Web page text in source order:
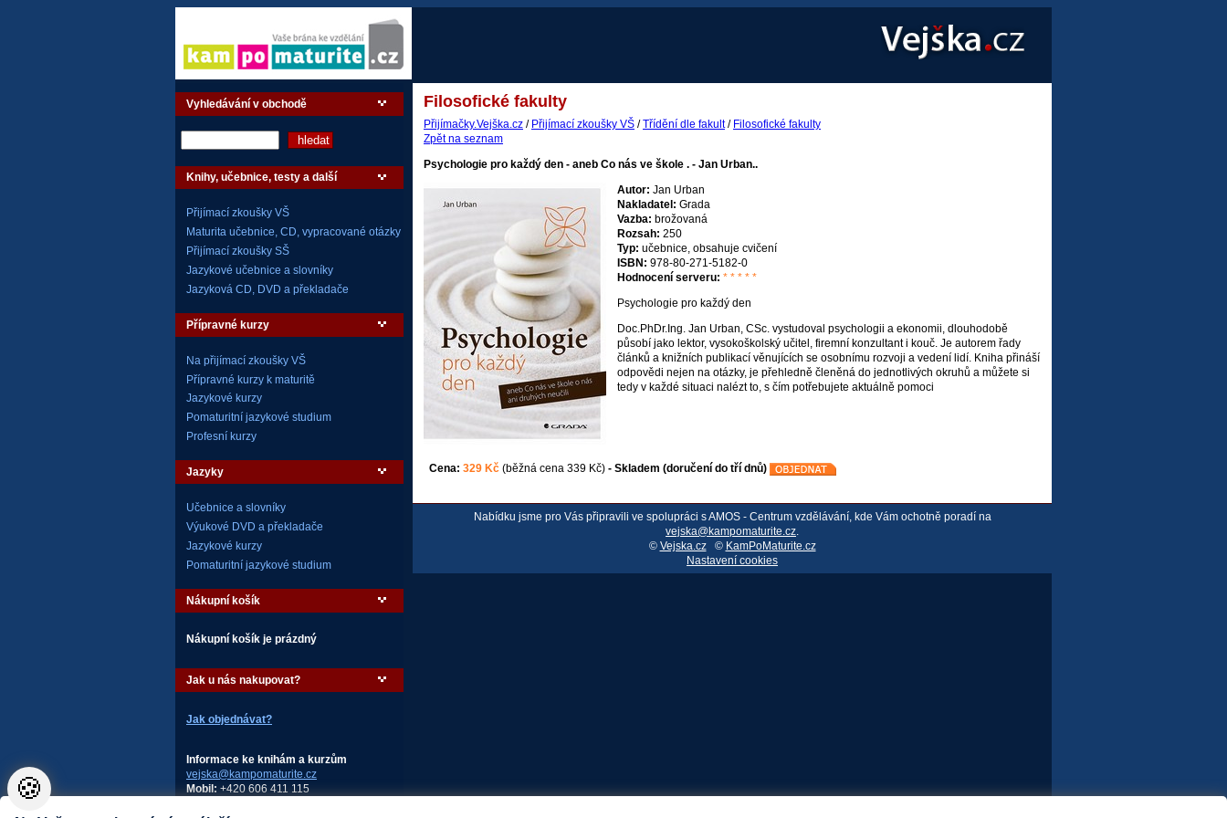
Vyhledávání v obchodě
Knihy, učebnice, testy a další
Přijímací zkoušky VŠ
Maturita učebnice, CD, vypracované otázky
Přijímací zkoušky SŠ
Jazykové učebnice a slovníky
Jazyková CD, DVD a překladače
Přípravné kurzy
Na přijímací zkoušky VŠ
Přípravné kurzy k maturitě
Jazykové kurzy
Pomaturitní jazykové studium
Profesní kurzy
Jazyky
Učebnice a slovníky
Výukové DVD a překladače
Jazykové kurzy
Pomaturitní jazykové studium
Nákupní košík
Nákupní košík je prázdný
Jak u nás nakupovat?
Jak objednávat?
Informace ke knihám a kurzům
vejska@kampomaturite.cz
Mobil: +420 606 411 115
Filosofické fakulty
Přijímačky.Vejška.cz / Přijímací zkoušky VŠ /Třídění dle fakult/ Filosofické fakulty
Zpět na seznam
Psychologie pro každý den - aneb Co nás ve škole . - Jan Urban..
Autor: Jan Urban
Nakladatel: Grada
Vazba: brožovaná
Rozsah: 250
Typ: učebnice, obsahuje cvičení
ISBN: 978-80-271-5182-0
Hodnocení serveru: * * * * *
Psychologie pro každý den
Doc.PhDr.Ing. Jan Urban, CSc. vystudoval psychologii a ekonomii, dlouhodobě
působí jako lektor, vysokoškolský učitel, firemní konzultant i kouč. Je autorem řady
článků a knižních publikací věnujících se osobnímu rozvoji a vedení lidí. Kniha přináší
odpovědi nejen na otázky, je přehledně členěná do jednotlivých okruhů a můžete si
tedy v každé situaci nalézt to, s čím potřebujete aktuálně pomoci
Cena: 329 Kč (běžná cena 339 Kč) - Skladem (doručení do tří dnů)
Nabídku jsme pro Vás připravili ve spolupráci s AMOS - Centrum vzdělávání, kde Vám ochotně poradí na
vejska@kampomaturite.cz.
© Vejska.cz© KamPoMaturite.cz
Nastavení cookies
🍪